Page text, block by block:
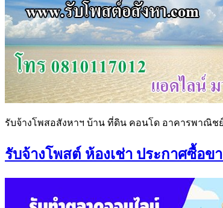
รับจ้างโพสอสังหาฯ บ้าน ที่ดิน คอนโด อาคารพาณิช
รับจ้างโพสต์ ห้องเช่า ประกาศซื้อข